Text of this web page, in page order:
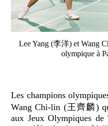
Lee Yang (李洋) et Wang
olympique à
Les champions
Wang Chi-lin (王齊麟)
aux Jeux Olympiques